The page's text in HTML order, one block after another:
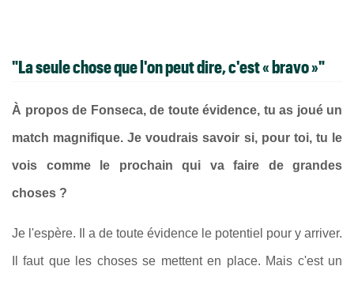
"La seule chose que l'on peut dire, c'est « bravo »"
À propos de Fonseca, de toute évidence, tu as joué un
match magnifique. Je voudrais savoir si, pour toi, tu le
vois comme le prochain qui va faire de grandes
choses ?
Je l'espère. Il a de toute évidence le potentiel pour y arriver.
Il faut que les choses se mettent en place. Mais c'est un